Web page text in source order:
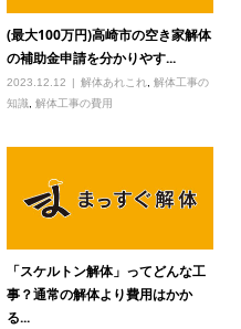
(最大100万円)高崎市の空き家解体
の補助金申請を分かりやす...
2023.12.12 解体あれこれ ,解体工事の
知識
,解体工事の費用
「スケルトン解体」ってどんな工
事？通常の解体より費用はかか
る...